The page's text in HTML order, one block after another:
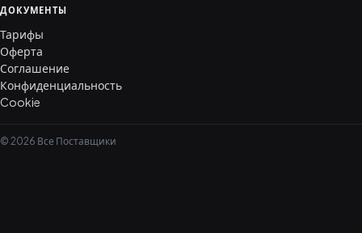
ДОКУМЕНТЫ
Тарифы
Оферта
Соглашение
Конфиденциальность
Cookie
© 2026 Все Поставщики